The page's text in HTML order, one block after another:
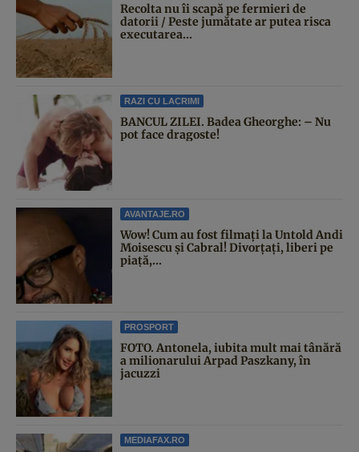
Recolta nu îi scapă pe fermieri de
datorii / Peste jumătate ar putea risca
executarea...
RAZI CU LACRIMI
BANCUL ZILEI. Badea Gheorghe: – Nu
pot face dragoste!
AVANTAJE.RO
Wow! Cum au fost filmați la Untold Andi
Moisescu și Cabral! Divorțați, liberi pe
piață,...
PROSPORT
FOTO. Antonela, iubita mult mai tânără
a milionarului Arpad Paszkany, în
jacuzzi
MEDIAFAX.RO